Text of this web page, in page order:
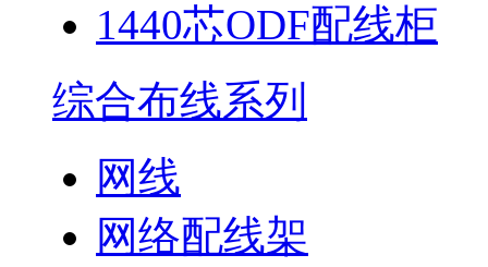
1440芯ODF配线柜
综合布线系列
网线
网络配线架